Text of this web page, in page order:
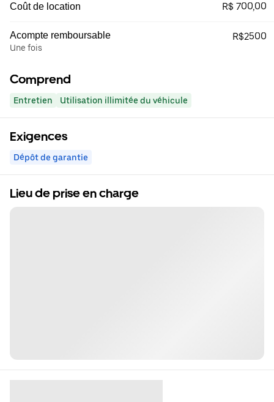
Coût de location R$ 700,00
Acompte remboursable
Une fois
R$2500
Comprend
Entretien Utilisation illimitée du véhicule
Exigences
Dépôt de garantie
Lieu de prise en charge